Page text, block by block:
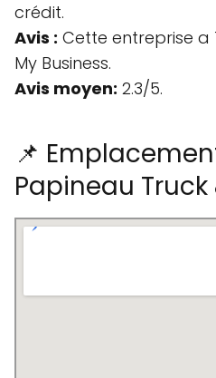
crédit.
Avis : Cette entreprise a
My Business.
Avis moyen: 2.3/5.
📌
Papineau Truck